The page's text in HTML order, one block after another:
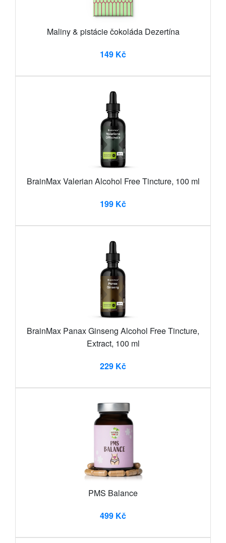
Maliny & pistácie čokoláda Dezertína
149 Kč
BrainMax Valerian Alcohol Free Tincture, 100 ml
199 Kč
BrainMax Panax Ginseng Alcohol Free Tincture,
Extract, 100 ml
229 Kč
PMS Balance
499 Kč